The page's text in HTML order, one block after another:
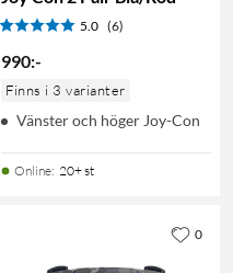
5.0 (6)
990:-
Finns i 3 varianter
Vänster och höger Joy-Con
Online: 20+ st
0